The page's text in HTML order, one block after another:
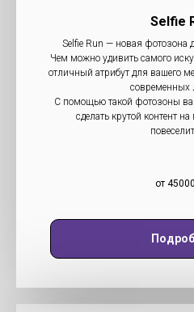
Selfie
Selfie Run — новая фотозона
Чем можно удивить самого
отличный атрибут для вашего
современных
С помощью такой фотозоны
сделать крутой контент
от 45000